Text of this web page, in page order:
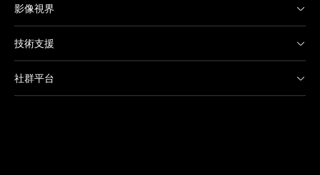
影像視界
技術支援
社群平台